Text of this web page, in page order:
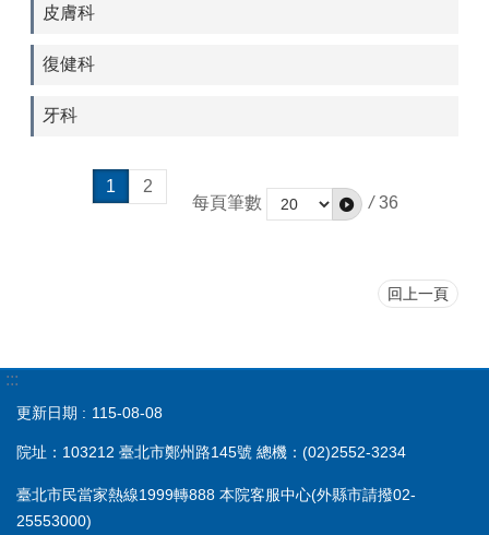
皮膚科
復健科
牙科
1
2
每頁筆數
/ 36
回上一頁
:::
更新日期 115-08-08
院址：103212 臺北市鄭州路145號 總機：(02)2552-3234
臺北市民當家熱線1999轉888 本院客服中心(外縣市請撥02-
25553000)